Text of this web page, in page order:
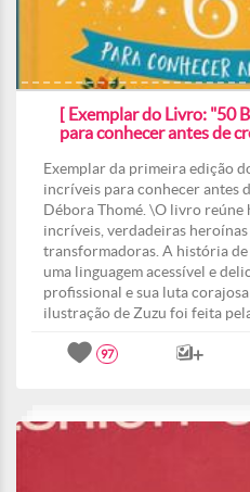
[ Exemplar do Livro: "50
para conhecer antes de
Exemplar da primeira edição
incríveis para conhecer antes
Débora Thomé. \O livro
incríveis, verdadeiras
transformadoras. A história
uma linguagem acessível e
profissional e sua luta
ilustração de Zuzu foi feita
97